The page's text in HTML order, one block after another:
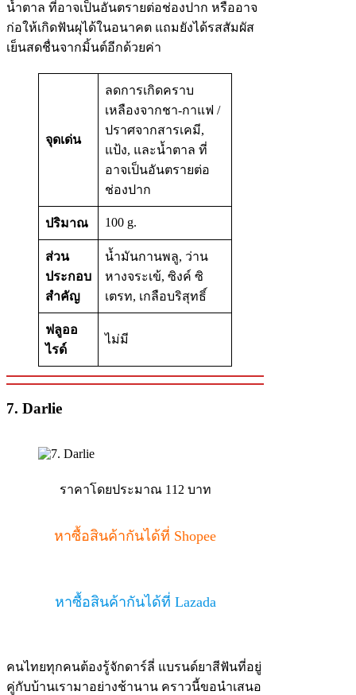
น้ำตาล ที่อาจเป็นอันตรายต่อช่องปาก หรืออาจ
ก่อให้เกิดฟันผุได้ในอนาคต แถมยังได้รสสัมผัส
เย็นสดชื่นจากมิ้นต์อีกด้วยค่า
จุดเด่น
ลดการเกิดคราบ
เหลืองจากชา-กาแฟ /
ปราศจากสารเคมี,
แป้ง, และน้ำตาล ที่
อาจเป็นอันตรายต่อ
ช่องปาก
ปริมาณ 100 g.
ส่วน
ประกอบ
สำคัญ
น้ำมันกานพลู, ว่าน
หางจระเข้, ซิงค์ ซิ
เตรท, เกลือบริสุทธิ์
ฟลูออ
ไรด์
ไม่มี
7. Darlie
ราคาโดยประมาณ 112 บาท
หาซื้อสินค้ากันได้ที่ Shopee
หาซื้อสินค้ากันได้ที่ Lazada
คนไทยทุกคนต้องรู้จักดาร์ลี่ แบรนด์ยาสีฟันที่อยู่
คู่กับบ้านเรามาอย่างช้านาน คราวนี้ขอนำเสนอ